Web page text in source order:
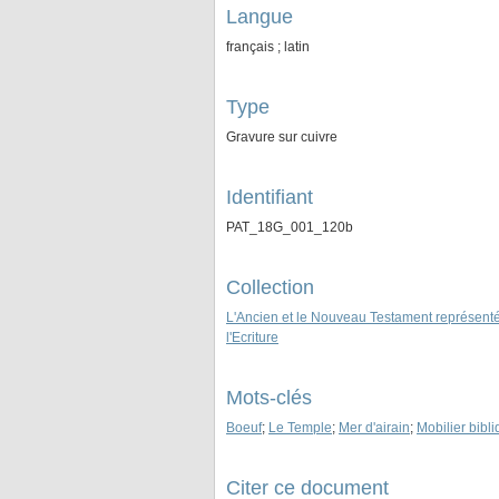
Langue
français ; latin
Type
Gravure sur cuivre
Identifiant
PAT_18G_001_120b
Collection
L'Ancien et le Nouveau Testament
l'Ecriture
Mots-clés
Boeuf; Le Temple; Mer d'airain; Mobilier
Citer ce document